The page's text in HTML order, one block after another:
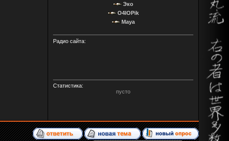
Эко
O4IOPik
Maya
Радио сайта:
Статистика:
пусто